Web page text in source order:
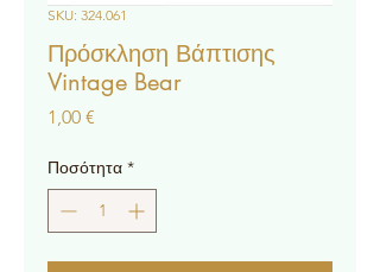
SKU: 324.061
Πρόσκληση Βάπτισης
Vintage Bear
1,00 €
Ποσότητα *